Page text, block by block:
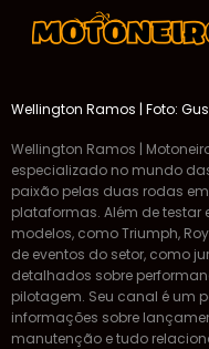
Wellington Ramos | Foto:
Wellington Ramos |
especializado no mundo
paixão pelas duas rodas
plataformas. Além de testar
modelos, como Triumph,
de eventos do setor, como
detalhados sobre
pilotagem. Seu canal é um
informações sobre
manutenção e tudo